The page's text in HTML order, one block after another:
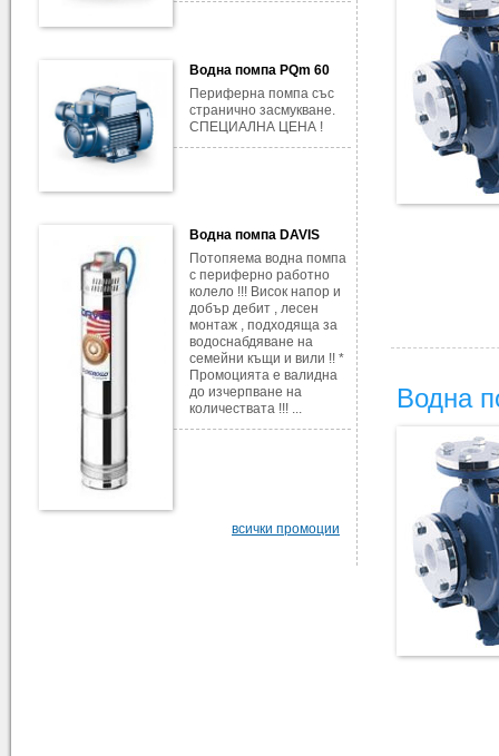
Водна помпа PQm 60
Периферна помпа със
странично засмукване.
СПЕЦИАЛНА ЦЕНА !
Водна помпа DAVIS
Потопяема водна помпа
с периферно работно
колело !!! Висок напор и
добър дебит , лесен
монтаж , подходяща за
водоснабдяване на
семейни къщи и вили !! *
Промоцията е валидна
до изчерпване на
количествата !!! ...
всички промоции
Водна